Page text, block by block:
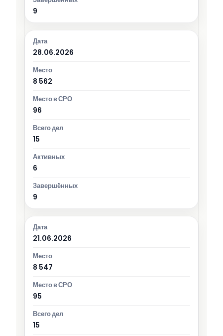
9
28.06.2026
8 562
96
15
6
9
21.06.2026
8 547
95
15